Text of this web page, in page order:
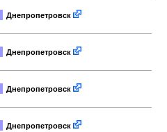
Днепропетровск
Днепропетровск
Днепропетровск
Днепропетровск